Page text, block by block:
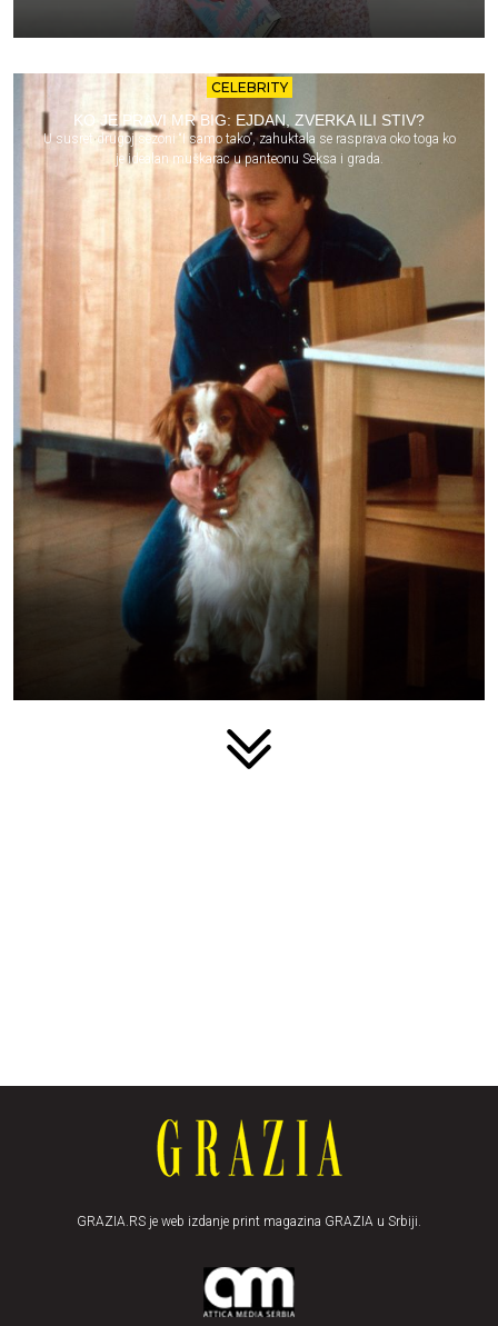
CELEBRITY
KO JE PRAVI MR BIG: EJDAN, ZVERKA ILI STIV?
U susret drugoj sezoni “I samo tako”, zahuktala se rasprava oko toga ko
je idealan muškarac u panteonu Seksa i grada.
GRAZIA.RS je web izdanje print magazina GRAZIA u Srbiji.